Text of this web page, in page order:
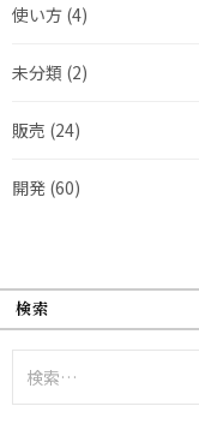
使い方 (4)
未分類 (2)
販売 (24)
開発 (60)
検索
索: